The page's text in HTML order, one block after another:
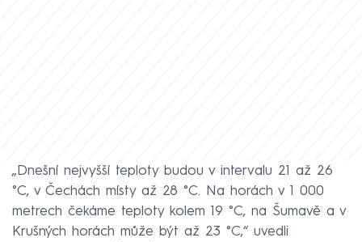
„Dnešní nejvyšší teploty budou v intervalu 21 až 26
°C, v Čechách místy až 28 °C. Na horách v 1 000
metrech čekáme teploty kolem 19 °C, na Šumavě a v
Krušných horách může být až 23 °C,“ uvedli